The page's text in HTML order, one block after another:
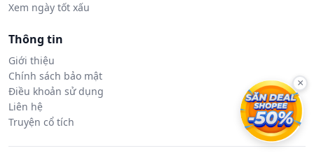
Xem ngày tốt xấu
Thông tin
Giới thiệu
Chính sách bảo mật
Điều khoản sử dụng
Liên hệ
Truyện cổ tích
×